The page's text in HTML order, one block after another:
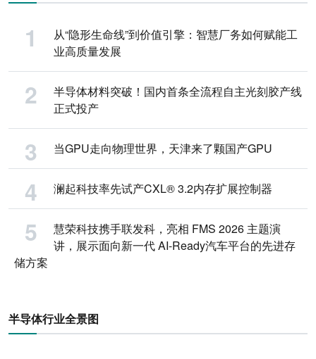
从“隐形生命线”到价值引擎：智慧厂务如何赋能工
业高质量发展
半导体材料突破！国内首条全流程自主光刻胶产线
正式投产
当GPU走向物理世界，天津来了颗国产GPU
澜起科技率先试产CXL® 3.2内存扩展控制器
慧荣科技携手联发科，亮相 FMS 2026 主题演
讲，展示面向新一代 AI-Ready汽车平台的先进存
储方案
半导体行业全景图